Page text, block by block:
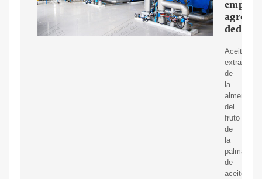
Aceite
extraído
de
la
almendra
del
fruto
de
la
palma
de
aceite,